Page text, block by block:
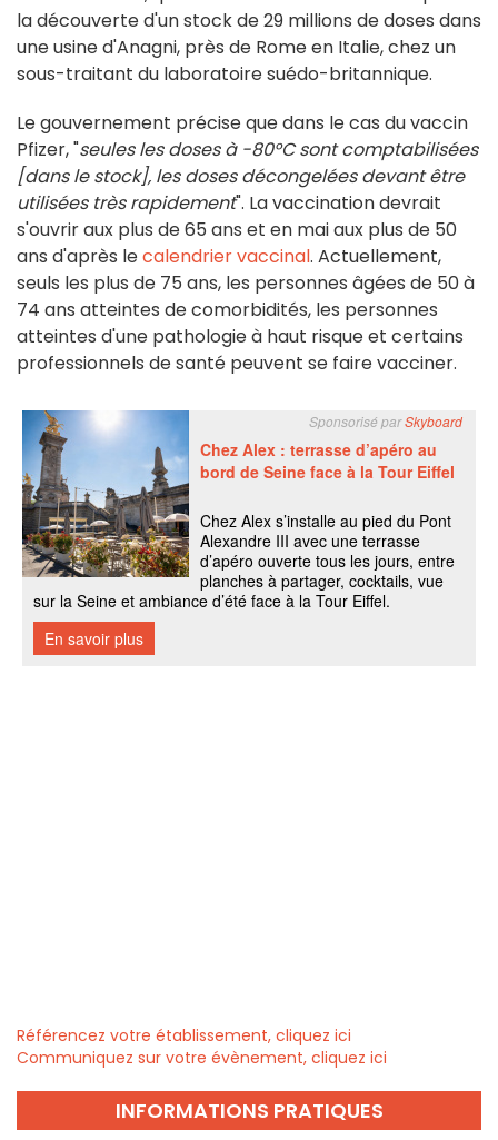
la découverte d'un stock de 29 millions de doses dans
une usine d'Anagni, près de Rome en Italie, chez un
sous-traitant du laboratoire suédo-britannique.
Le gouvernement précise que dans le cas du vaccin
Pfizer, "seules les doses à -80°C sont comptabilisées
[dans le stock], les doses décongelées devant être
utilisées très rapidement". La vaccination devrait
s'ouvrir aux plus de 65 ans et en mai aux plus de 50
ans d'après lecalendrier vaccinal. Actuellement,
seuls les plus de 75 ans, les personnes âgées de 50 à
74 ans atteintes de comorbidités, les personnes
atteintes d'une pathologie à haut risque et certains
professionnels de santé peuvent se faire vacciner.
Référencez votre établissement, cliquez ici
Communiquez sur votre évènement, cliquez ici
INFORMATIONS PRATIQUES